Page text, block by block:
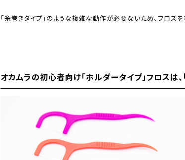
「糸巻きタイプ」のような複雑な動作が必要ないため、フロス
オカムラの初心者向け「ホルダータイプ」フロスは、